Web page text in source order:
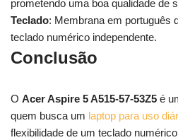
prometendo uma boa qualidade de
Teclado: Membrana em português
teclado numérico independente.
Conclusão
O Acer Aspire 5 A515-57-53Z5 é
quem busca um laptop para uso
flexibilidade de um teclado